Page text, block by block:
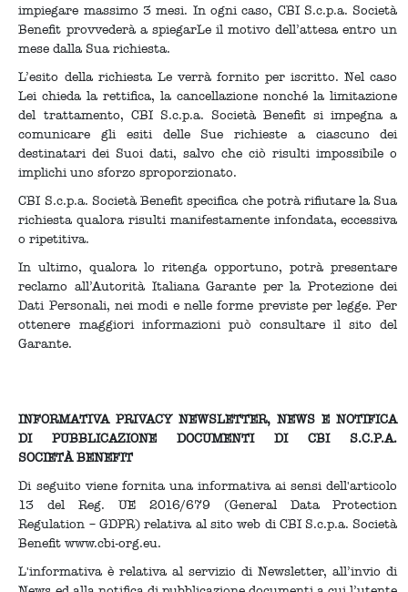
impiegare massimo 3 mesi. In ogni caso, CBI S.c.p.a. Società
Benefit provvederà a spiegarLe il motivo dell’attesa entro un
mese dalla Sua richiesta.
L’esito della richiesta Le verrà fornito per iscritto. Nel caso
Lei chieda la rettifica, la cancellazione nonché la limitazione
del trattamento, CBI S.c.p.a. Società Benefit si impegna a
comunicare gli esiti delle Sue richieste a ciascuno dei
destinatari dei Suoi dati, salvo che ciò risulti impossibile o
implichi uno sforzo sproporzionato.
CBI S.c.p.a. Società Benefit specifica che potrà rifiutare la Sua
richiesta qualora risulti manifestamente infondata, eccessiva
o ripetitiva.
In ultimo, qualora lo ritenga opportuno, potrà presentare
reclamo all’Autorità Italiana Garante per la Protezione dei
Dati Personali, nei modi e nelle forme previste per legge. Per
ottenere maggiori informazioni può consultare il sito del
Garante.
INFORMATIVA PRIVACY NEWSLETTER, NEWS E NOTIFICA
DI PUBBLICAZIONE DOCUMENTI DI CBI S.C.P.A.
SOCIETÀ BENEFIT
Di seguito viene fornita una informativa ai sensi dell'articolo
13 del Reg. UE 2016/679 (General Data Protection
Regulation – GDPR) relativa al sito web di CBI S.c.p.a. Società
Benefit www.cbi-org.eu.
L'informativa è relativa al servizio di Newsletter, all’invio di